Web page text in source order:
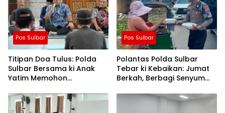
Pos Sulbar
Titipan Doa Tulus: Polda
Sulbar Bersama ki Anak
Yatim Memohon
Negeri
Pos Sulbar
Polantas Polda Sulbar
Tebar ki Kebaikan: Jumat
Berkah, Berbagi Senyum